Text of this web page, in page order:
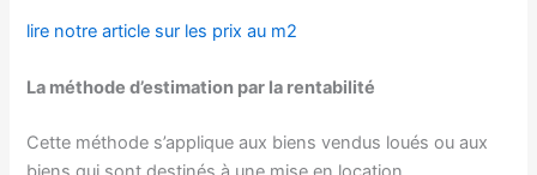
lire notre article sur les prix au m2
La méthode d’estimation par la rentabilité
Cette méthode s’applique aux biens vendus loués ou aux